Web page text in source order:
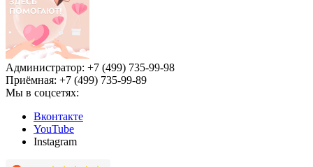
Администратор: +7 (499) 735-99-98
Приёмная: +7 (499) 735-99-89
Мы в соцсетях:
Вконтакте
YouTube
Instagram